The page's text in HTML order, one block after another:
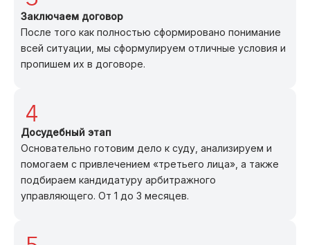
Заключаем договор
После того как полностью сформировано понимание
всей ситуации, мы сформулируем отличные условия и
пропишем их в договоре.
Досудебный этап
Основательно готовим дело к суду, анализируем и
помогаем с привлечением «третьего лица», а также
подбираем кандидатуру арбитражного
управляющего. От 1 до 3 месяцев.